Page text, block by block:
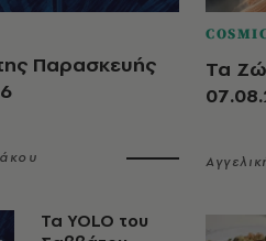
Παρασκευής
Τα YOLO του
Τα